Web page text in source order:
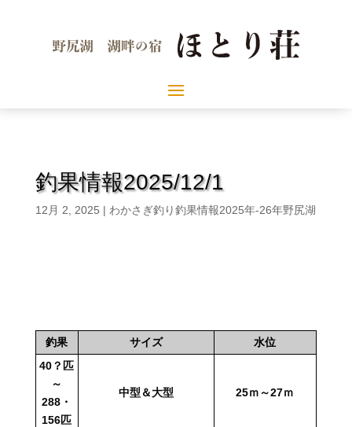
釣果情報2025/12/1
12月 2, 2025 | わかさぎ釣り釣果情報2025年-26年野尻湖
釣果 サイズ
水位
40？匹
～
288・
156匹
中型＆大型 25ｍ～27ｍ